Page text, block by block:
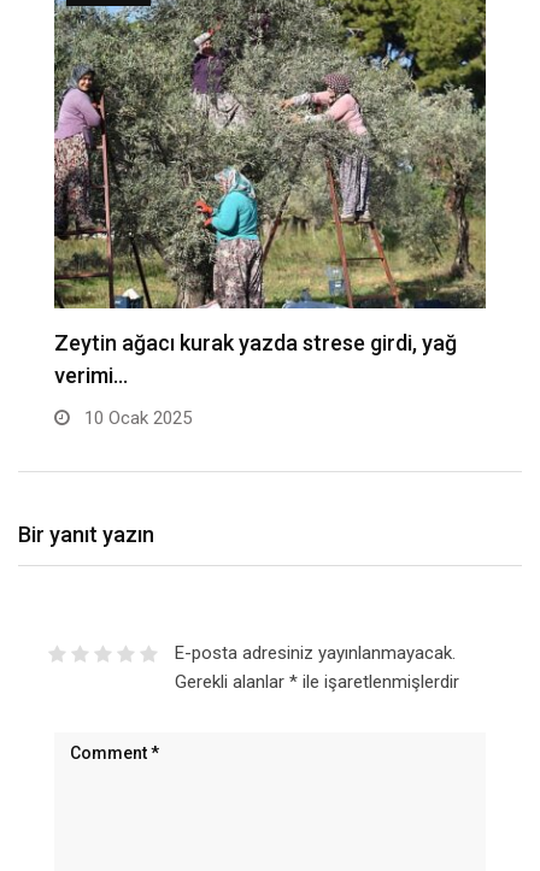
Büyükşehirden soğuk kış günlerinde yakacak
desteği
10 Ocak 2025
Bir yanıt yazın
E-posta adresiniz yayınlanmayacak.
Gerekli alanlar *ile işaretlenmişlerdir